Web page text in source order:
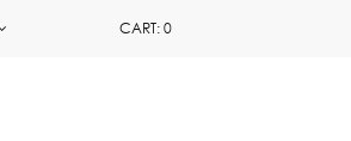
CART:0